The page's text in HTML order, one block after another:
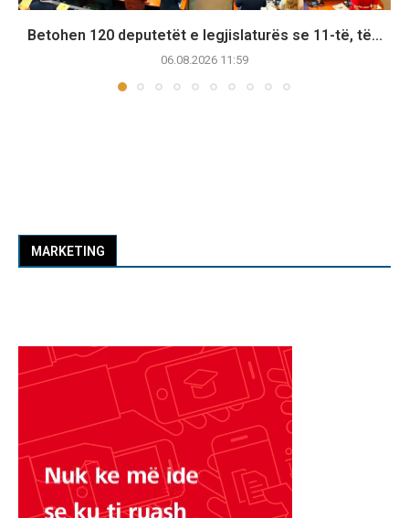
Betohen 120 deputetët e legjislaturës se 11-të, të...
06.08.2026 11:59
MARKETING